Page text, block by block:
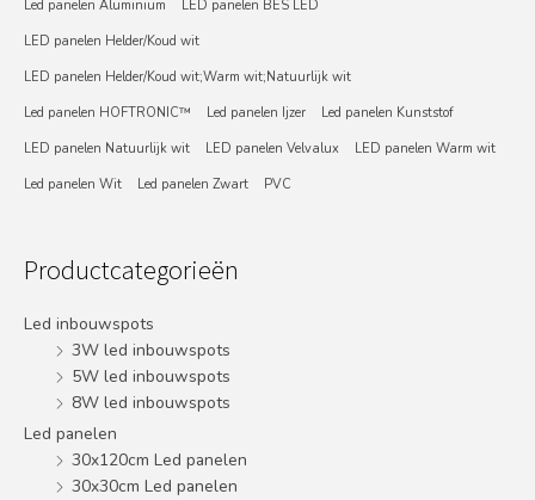
Led panelen Aluminium
LED panelen BES LED
LED panelen Helder/Koud wit
LED panelen Helder/Koud wit;Warm wit;Natuurlijk wit
Led panelen HOFTRONIC™
Led panelen Ijzer
Led panelen Kunststof
LED panelen Natuurlijk wit
LED panelen Velvalux
LED panelen Warm wit
Led panelen Wit
Led panelen Zwart PVC
Productcategorieën
Led inbouwspots
3W led inbouwspots
5W led inbouwspots
8W led inbouwspots
Led panelen
30x120cm Led panelen
30x30cm Led panelen